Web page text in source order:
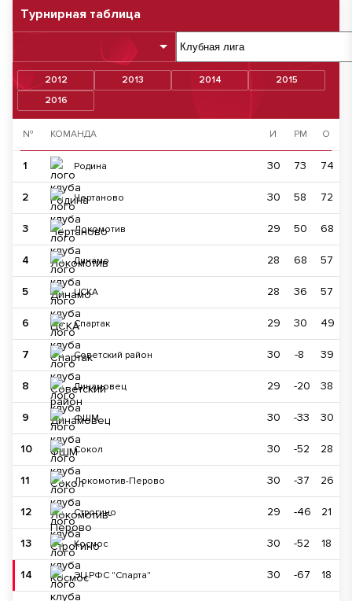
Турнирная таблица
2012 2013 2014
2015
2016
№ КОМАНДА И РМ О
1 Родина 30 73 74
2 Чертаново 30 58 72
3 Локомотив 29 50 68
4 Динамо 28 68 57
5 ЦСКА 28 36 57
6 Спартак 29 30 49
7 Советский район 30 -8 39
8 Динамовец 29 -20 38
9 ФШМ 30 -33 30
10 Сокол 30 -52 28
11 Локомотив-Перово 30 -37 26
12 Строгино 29 -46 21
13 Космос 30 -52 18
14 ЭЦ РФС "Спарта" 30 -67 18